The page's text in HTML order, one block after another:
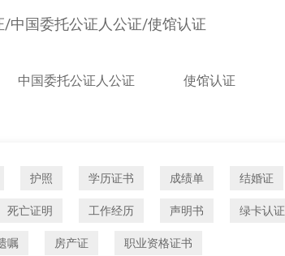
/中国委托公证人公证/使馆认证
中国委托公证人公证 使馆认证
护照 学历证书 成绩单 结婚证
死亡证明 工作经历 声明书 绿卡认证
嘱 房产证 职业资格证书